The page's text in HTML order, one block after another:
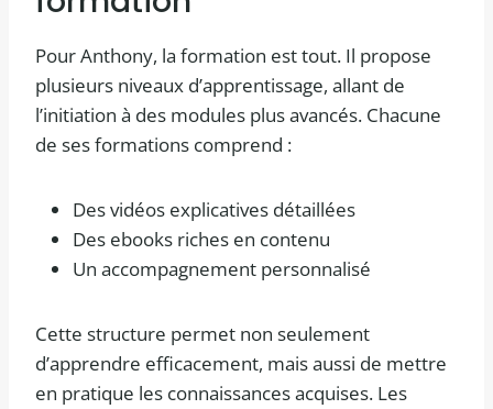
Pour Anthony, la formation est tout. Il propose
plusieurs niveaux d’apprentissage, allant de
l’initiation à des modules plus avancés. Chacune
de ses formations comprend :
Des vidéos explicatives détaillées
Des ebooks riches en contenu
Un accompagnement personnalisé
Cette structure permet non seulement
d’apprendre efficacement, mais aussi de mettre
en pratique les connaissances acquises. Les